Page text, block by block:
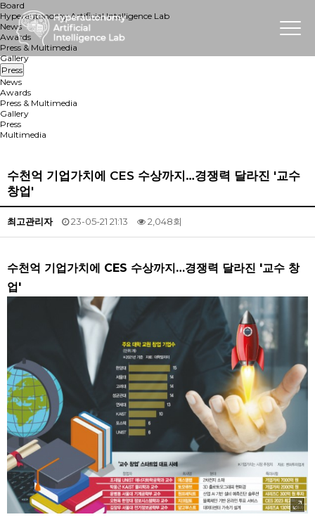
Board
Hyperautonomy Artificial Intelligence Lab
News
Awards
Press & Multimedia
Gallery
Press
News
Awards
Press & Multimedia
Gallery
Press
Multimedia
수천억 기업가치에 CES 수상까지…경쟁력 달라진 '교수
창업'
최고관리자 23-05-21 21:13 2,048회
수천억 기업가치에 CES 수상까지…경쟁력 달라진 '교수 창
업'